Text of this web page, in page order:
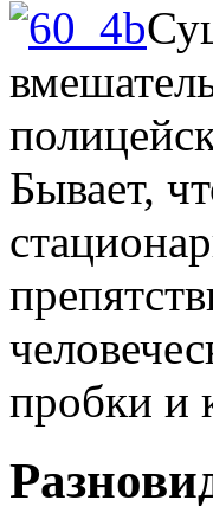
Бывает,
пробки и